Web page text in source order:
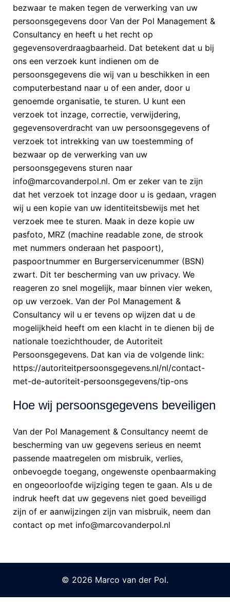
bezwaar te maken tegen de verwerking van uw
persoonsgegevens door Van der Pol Management &
Consultancy en heeft u het recht op
gegevensoverdraagbaarheid. Dat betekent dat u bij
ons een verzoek kunt indienen om de
persoonsgegevens die wij van u beschikken in een
computerbestand naar u of een ander, door u
genoemde organisatie, te sturen. U kunt een
verzoek tot inzage, correctie, verwijdering,
gegevensoverdracht van uw persoonsgegevens of
verzoek tot intrekking van uw toestemming of
bezwaar op de verwerking van uw
persoonsgegevens sturen naar
info@marcovanderpol.nl. Om er zeker van te zijn
dat het verzoek tot inzage door u is gedaan, vragen
wij u een kopie van uw identiteitsbewijs met het
verzoek mee te sturen. Maak in deze kopie uw
pasfoto, MRZ (machine readable zone, de strook
met nummers onderaan het paspoort),
paspoortnummer en Burgerservicenummer (BSN)
zwart. Dit ter bescherming van uw privacy. We
reageren zo snel mogelijk, maar binnen vier weken,
op uw verzoek. Van der Pol Management &
Consultancy wil u er tevens op wijzen dat u de
mogelijkheid heeft om een klacht in te dienen bij de
nationale toezichthouder, de Autoriteit
Persoonsgegevens. Dat kan via de volgende link:
https://autoriteitpersoonsgegevens.nl/nl/contact-
met-de-autoriteit-persoonsgegevens/tip-ons
Hoe wij persoonsgegevens beveiligen
Van der Pol Management & Consultancy neemt de
bescherming van uw gegevens serieus en neemt
passende maatregelen om misbruik, verlies,
onbevoegde toegang, ongewenste openbaarmaking
en ongeoorloofde wijziging tegen te gaan. Als u de
indruk heeft dat uw gegevens niet goed beveiligd
zijn of er aanwijzingen zijn van misbruik, neem dan
contact op met info@marcovanderpol.nl
© 2026 Marco van der Pol.